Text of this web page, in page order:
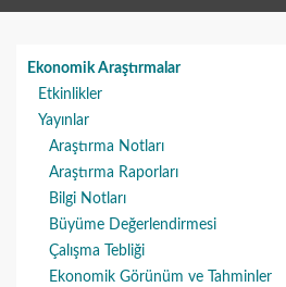
Ekonomik Araştırmalar
Etkinlikler
Yayınlar
Araştırma Notları
Araştırma Raporları
Bilgi Notları
Büyüme Değerlendirmesi
Çalışma Tebliği
Ekonomik Görünüm ve Tahminler